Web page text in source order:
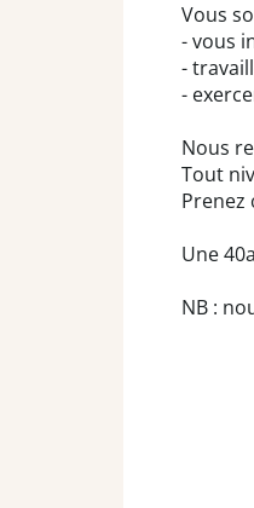
Vous
- vous
-
-
Nous
Tout
Prenez
Une
NB :